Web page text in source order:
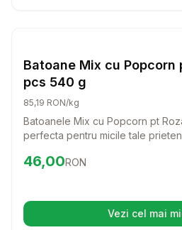
Batoane Mix cu Popcorn
pcs 540 g
85,19 RON/kg
Batoanele Mix cu Popcorn pt
perfecta pentru micile tale
bucurie fiecarei zile.
Preț:46.00
46,00RON
Vezi cel mai
(se